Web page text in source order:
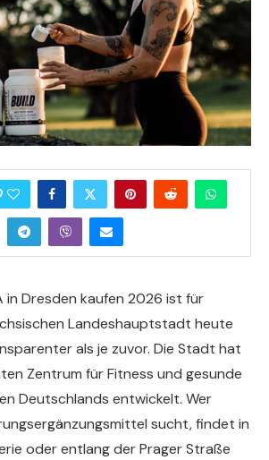
in Dresden kaufen 2026 ist für
Landeshauptstadt heute
als je zuvor. Die Stadt hat
Zentrum für Fitness und gesunde
Deutschlands entwickelt. Wer
sucht, findet in
oder entlang der Prager Straße